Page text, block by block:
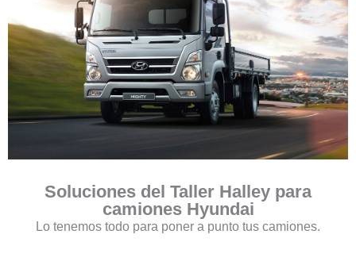
Soluciones del Taller Halley para
camiones Hyundai
Lo tenemos todo para poner a punto tus camiones.